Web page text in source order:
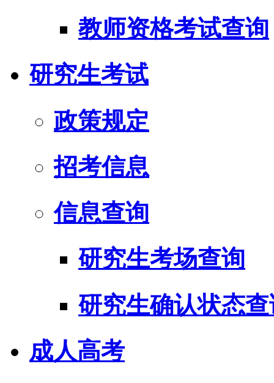
教师资格考试查询
研究生考试
政策规定
招考信息
信息查询
研究生考场查询
研究生确认状态
成人高考